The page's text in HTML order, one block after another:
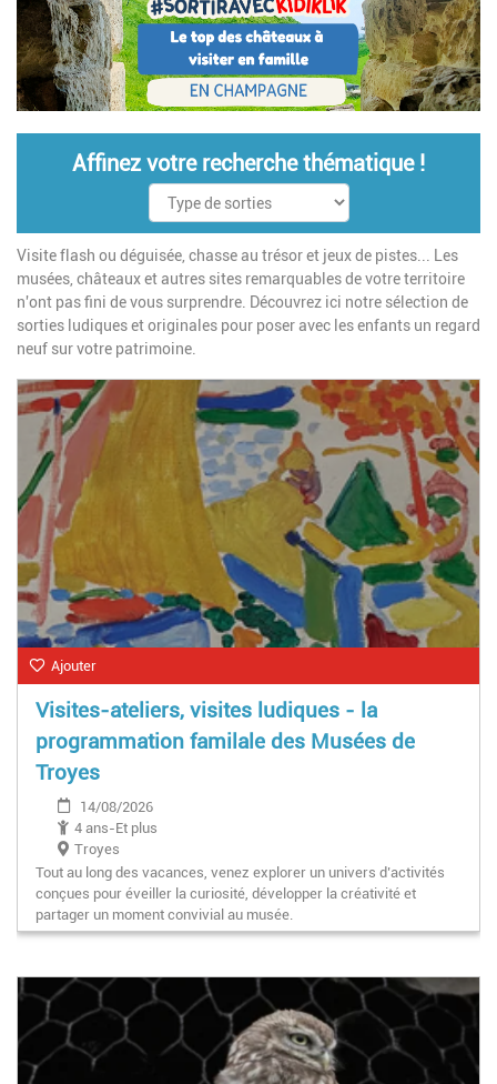
Affinez votre recherche thématique !
Visite flash ou déguisée, chasse au trésor et jeux de pistes... Les
musées, châteaux et autres sites remarquables de votre territoire
n'ont pas fini de vous surprendre. Découvrez ici notre sélection de
sorties ludiques et originales pour poser avec les enfants un regard
neuf sur votre patrimoine.
Ajouter
Visites-ateliers, visites ludiques - la
programmation familale des Musées de
Troyes
14/08/2026
4 ans-Et plus
Troyes
Tout au long des vacances, venez explorer un univers d’activités
conçues pour éveiller la curiosité, développer la créativité et
partager un moment convivial au musée.